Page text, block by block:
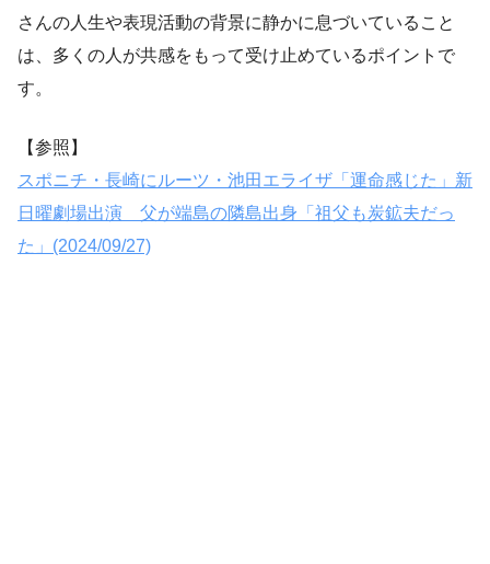
さんの人生や表現活動の背景に静かに息づいていること
は、多くの人が共感をもって受け止めているポイントで
す。
【参照】
スポニチ・長崎にルーツ・池田エライザ「運命感じた」新
日曜劇場出演 父が端島の隣島出身「祖父も炭鉱夫だっ
た」(2024/09/27)